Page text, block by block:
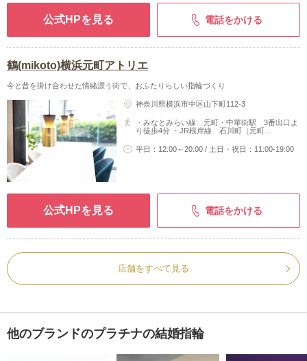
公式HPを見る 電話をかける
鶴(mikoto)横浜元町アトリエ
今と昔を掛け合わせた情緒漂う街で、おふたりらしい指輪づくり
神奈川県横浜市中区山下町112-3
・みなとみらい線 元町・中華街駅 3番出口よ
り徒歩4分 ・JR根岸線 石川町（元町…
平日：12:00～20:00 / 土日・祝日：11:00-19:00
公式HPを見る 電話をかける
店舗をすべて見る
他のブランドのプラチナの結婚指輪